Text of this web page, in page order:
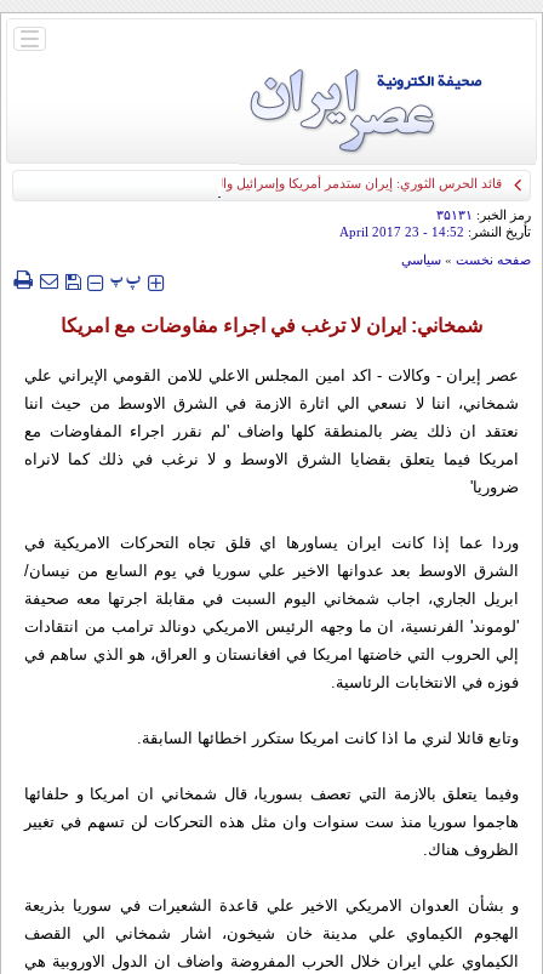
باز
قائد الحرس الثوري: إيران ستدمر أمريكا وإسرائيل والسعودية إذا تجاوزت خطوط طهران
الحمراء
رمز الخبر: ۳۵۱۳۱
تأريخ النشر: 14:52
- 23 April 2017
صفحه نخست » سياسي
‍‍‍ پپ
شمخاني: ايران لا ترغب في اجراء مفاوضات مع امريكا
عصر إيران - وكالات - اكد امين المجلس الاعلي للامن القومي الإيراني علي
شمخاني، اننا لا نسعي الي اثارة الازمة في الشرق الاوسط من حيث اننا
نعتقد ان ذلك يضر بالمنطقة كلها واضاف 'لم نقرر اجراء المفاوضات مع
امريكا فيما يتعلق بقضايا الشرق الاوسط و لا نرغب في ذلك كما لانراه
ضروريا'
وردا عما إذا كانت ايران يساورها اي قلق تجاه التحركات الامريكية في
الشرق الاوسط بعد عدوانها الاخير علي سوريا في يوم السابع من نيسان/
ابريل الجاري، اجاب شمخاني اليوم السبت في مقابلة اجرتها معه صحيفة
'لوموند' الفرنسية، ان ما وجهه الرئيس الامريكي دونالد ترامب من انتقادات
إلي الحروب التي خاضتها امريكا في افغانستان و العراق، هو الذي ساهم في
فوزه في الانتخابات الرئاسية.
وتابع قائلا لنري ما اذا كانت امريكا ستكرر اخطائها السابقة.
وفيما يتعلق بالازمة التي تعصف بسوريا، قال شمخاني ان امريكا و حلفائها
هاجموا سوريا منذ ست سنوات وان مثل هذه التحركات لن تسهم في تغيير
الظروف هناك.
و بشأن العدوان الامريكي الاخير علي قاعدة الشعيرات في سوريا بذريعة
الهجوم الكيماوي علي مدينة خان شيخون، اشار شمخاني الي القصف
الكيماوي علي ايران خلال الحرب المفروضة واضاف ان الدول الاوروبية هي